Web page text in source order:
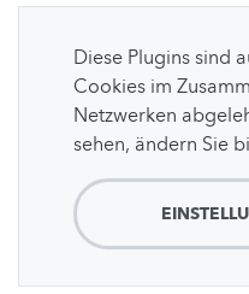
Diese Plugins sind
Cookies im
Netzwerken
sehen, ändern Sie